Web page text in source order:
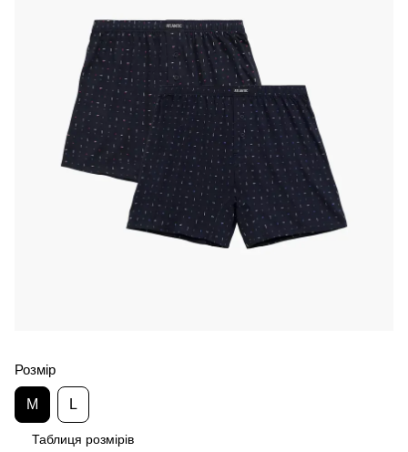
Розмір
M L
Таблиця розмірів